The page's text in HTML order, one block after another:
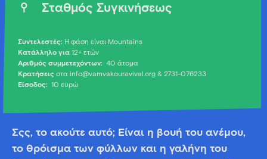
Σταθμός Συγκινήσεως
Συντελεστές: Η φάση είναι Mountains
Κατάλληλο για 12+ ετών
Αριθμός συμμετεχόντων: 40 άτομα
Κρατήσεις στα info@vamvakourevival.org & 2731-076233
Είσοδος: 10 ευρώ
Σςς, το ακούτε αυτό; Είναι η βουή του ανέμου,
το θρόισμα των φύλλων και η γαλήνη του